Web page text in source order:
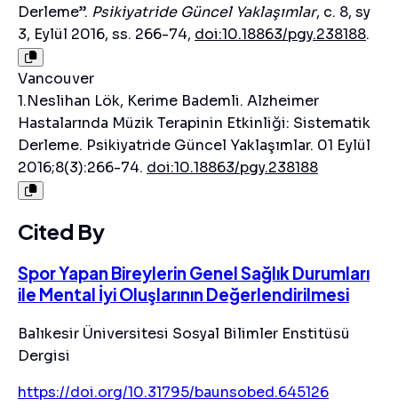
Derleme”. Psikiyatride Güncel Yaklaşımlar, c. 8, sy
3, Eylül 2016, ss. 266-74, doi:10.18863/pgy.238188.
Vancouver
1.Neslihan Lök, Kerime Bademli. Alzheimer
Hastalarında Müzik Terapinin Etkinliği: Sistematik
Derleme. Psikiyatride Güncel Yaklaşımlar. 01 Eylül
2016;8(3):266-74. doi:10.18863/pgy.238188
Cited By
Spor Yapan Bireylerin Genel Sağlık Durumları
ile Mental İyi Oluşlarının Değerlendirilmesi
Balıkesir Üniversitesi Sosyal Bilimler Enstitüsü
Dergisi
https://doi.org/10.31795/baunsobed.645126